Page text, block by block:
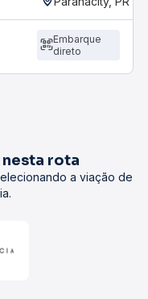
Embarque
direto
rota
a viação de